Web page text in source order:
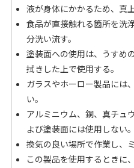
液が身体にかかるため、真
食品が直接触れる箇所を洗
分洗い流す。
塗装面への使用は、うすめ
拭きした上で使用する。
ガラスやホーロー製品には
い。
アルミニウム、銅、真チュ
よび塗装面には使用しない。
換気の良い場所で作業し、
この製品を使用するときに